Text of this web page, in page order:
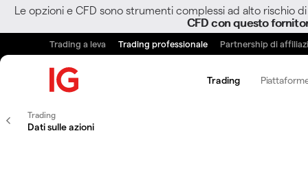
Le opzioni e CFD sono strumenti complessi ad alto rischio
CFD con questo
Trading a leva Trading professionale Partnership di
Trading
Trading
Dati sulle azioni